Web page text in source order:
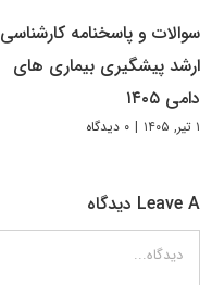
سوالات و پاسخنامه کارشناسی
ارشد پیشگیری بیماری های
دامی ۱۴۰۵
۱ تیر, ۱۴۰۵ | ۰ دیدگاه
Leave A دیدگاه
دیدگاه